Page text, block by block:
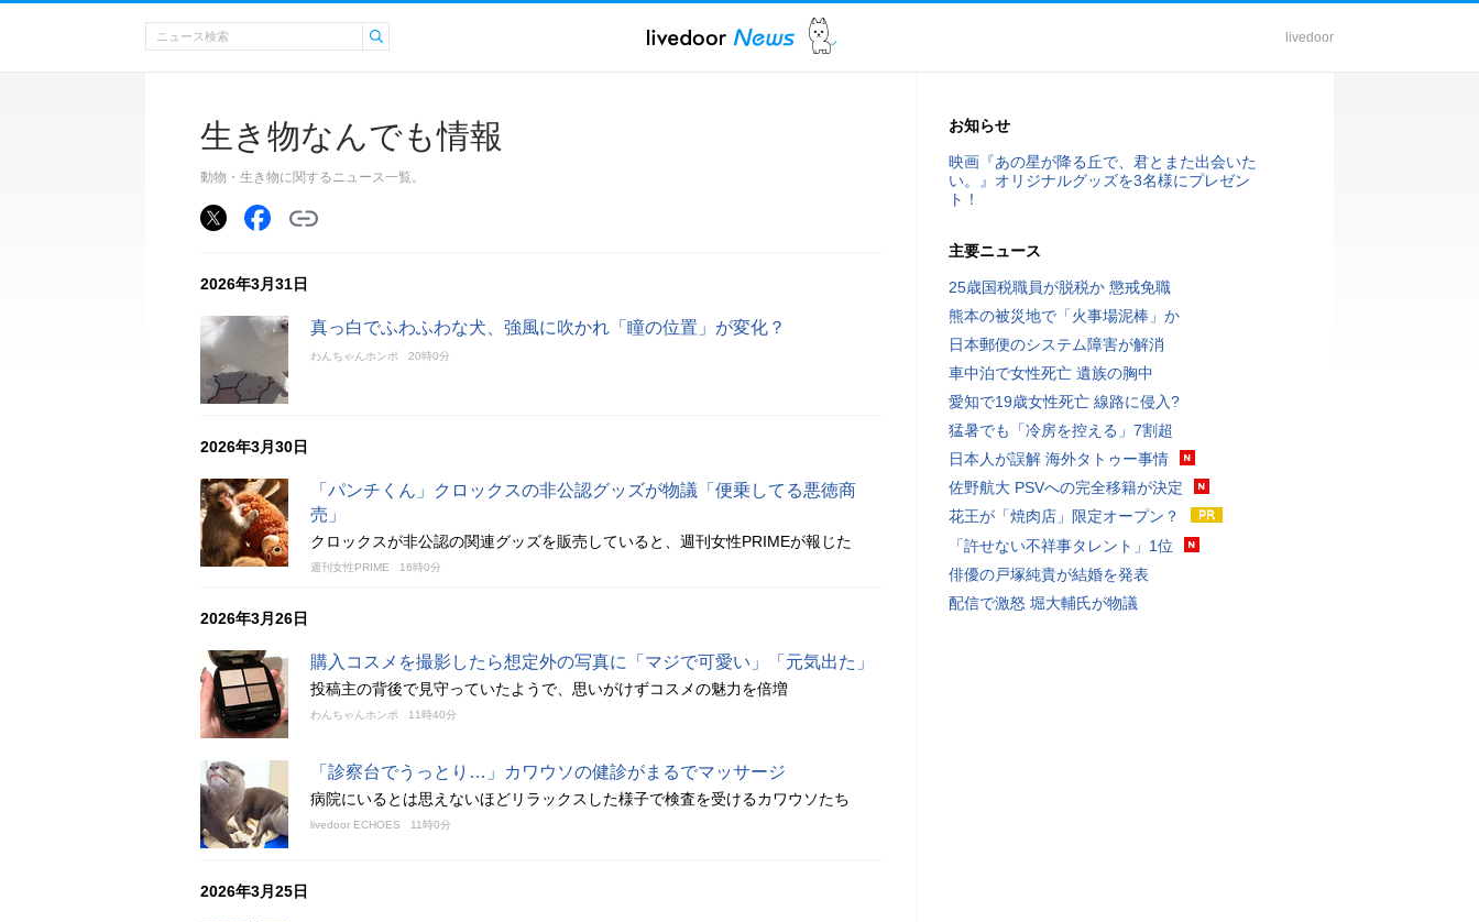
livedoor
生き物なんでも情報
動物・生き物に関するニュース一覧。
2026年3月31日
真っ白でふわふわな犬、強風に吹かれ「瞳の位置」が変化？
わんちゃんホンポ 20時0分
2026年3月30日
「パンチくん」クロックスの非公認グッズが物議「便乗してる悪徳商
売」
クロックスが非公認の関連グッズを販売していると、週刊女性PRIMEが報じた
週刊女性PRIME 16時0分
2026年3月26日
購入コスメを撮影したら想定外の写真に「マジで可愛い」「元気出た」
投稿主の背後で見守っていたようで、思いがけずコスメの魅力を倍増
わんちゃんホンポ 11時40分
「診察台でうっとり…」カワウソの健診がまるでマッサージ
病院にいるとは思えないほどリラックスした様子で検査を受けるカワウソたち
livedoor ECHOES 11時0分
2026年3月25日
お知らせ
映画『あの星が降る丘で、君とまた出会いた
い。』オリジナルグッズを3名様にプレゼン
ト！
主要ニュース
25歳国税職員が脱税か 懲戒免職
熊本の被災地で「火事場泥棒」か
日本郵便のシステム障害が解消
車中泊で女性死亡 遺族の胸中
愛知で19歳女性死亡 線路に侵入?
猛暑でも「冷房を控える」7割超
日本人が誤解 海外タトゥー事情
佐野航大 PSVへの完全移籍が決定
花王が「焼肉店」限定オープン？
「許せない不祥事タレント」1位
俳優の戸塚純貴が結婚を発表
配信で激怒 堀大輔氏が物議